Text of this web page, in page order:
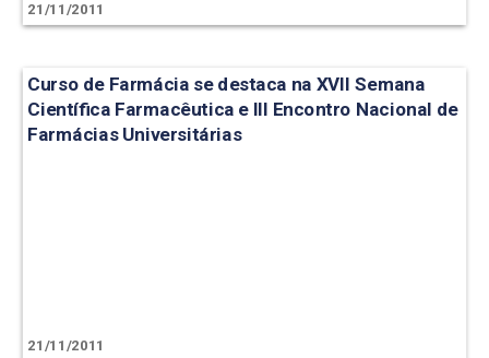
21/11/2011
Curso de Farmácia se destaca na XVII Semana
Científica Farmacêutica e III Encontro Nacional de
Farmácias Universitárias
21/11/2011